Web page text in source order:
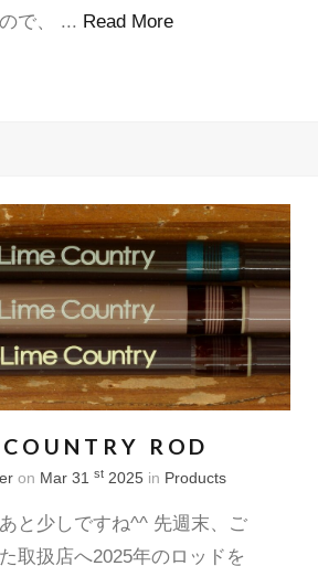
で、 ... Read More
ROD
on Mar 31 st 2025 in Products
と少しですね^^ 先週末、ご
取扱店へ2025年のロッドを